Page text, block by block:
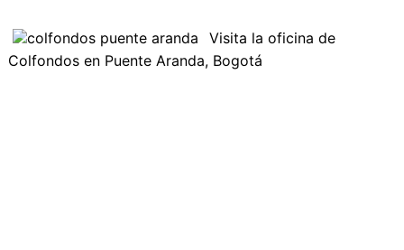
Visita la oficina de
Colfondos en Puente Aranda, Bogotá